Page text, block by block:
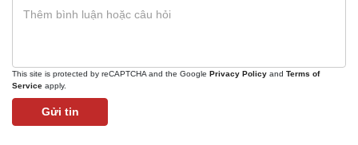
This site is protected by reCAPTCHA and the Google Privacy Policy and Terms of
Service apply.
Gửi tin